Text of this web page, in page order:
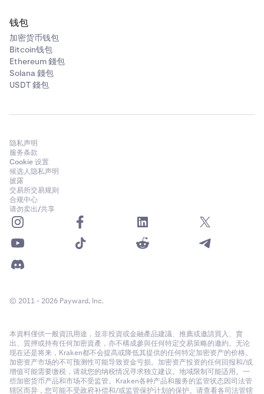
钱包
加密货币钱包
Bitcoin钱包
Ethereum 錢包
Solana 錢包
USDT 錢包
隐私声明
服务条款
Cookie 设置
候选人隐私声明
披露
交易所交易规则
合规中心
请勿卖出/共享
© 2011 - 2026 Payward, Inc.
本資料僅供一般資訊用途，並非投資或金融產品建議、推薦或邀請買入、賣
出、質押或持有任何加密資產，亦不構成參與任何特定交易策略的邀約。无论
现在还是将来，Kraken都不会提高或降低其提供的任何特定加密资产的价格。
加密资产市场的不可预测性可能导致资金亏损。加密资产投资的任何回报和/或
增值可能需要缴税，请就您的纳税情况寻求独立建议。地域限制可能适用。一
些加密货币产品和市场不受监管。Kraken各种产品和服务的监管状态因司法管
辖区而异，您可能不受政府补偿和/或监管保护计划的保护。请查看各司法管辖